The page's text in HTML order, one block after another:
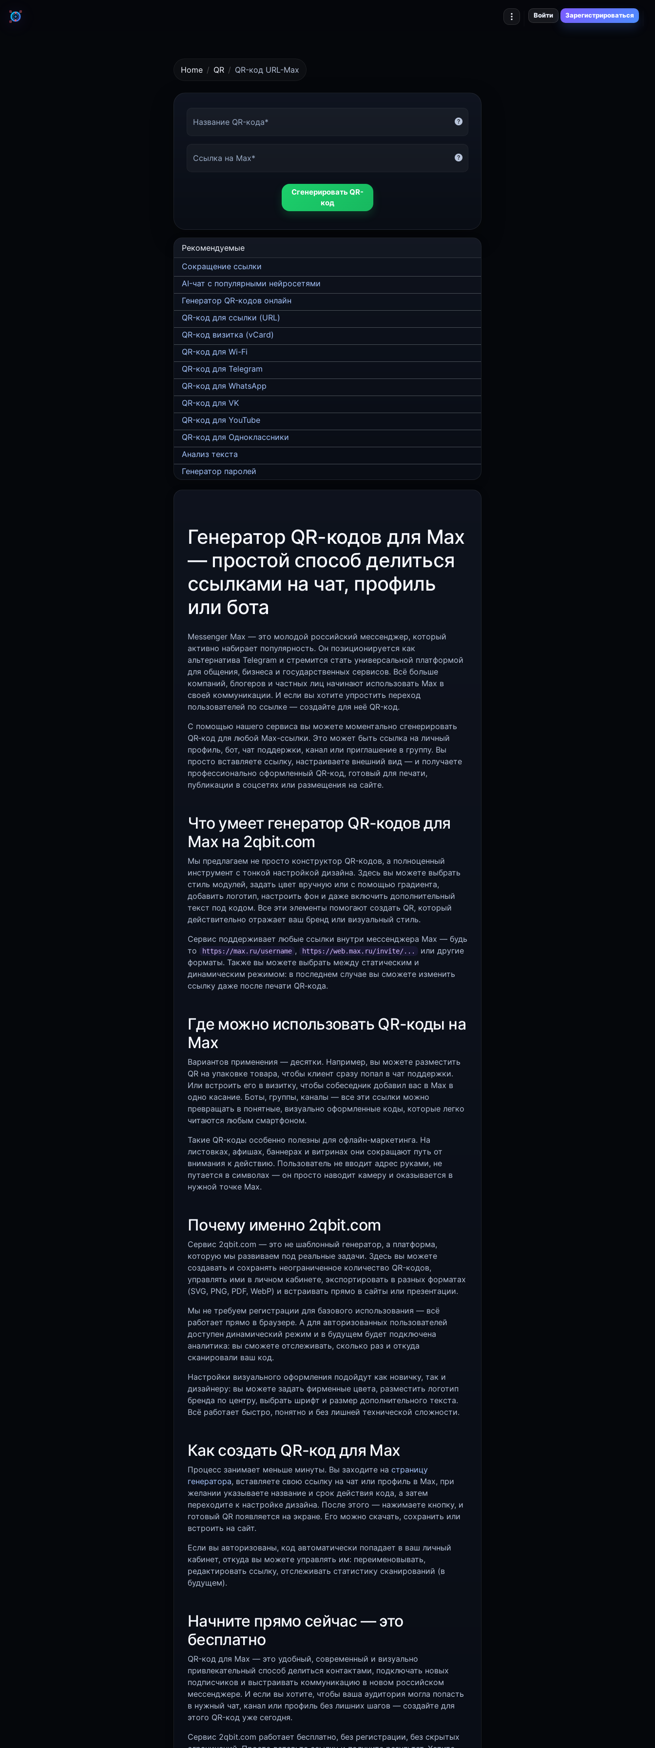
Войти Зарегистрироваться
Home QR QR-код URL-Max
Название QR-кода*
Ссылка на Max*
Сгенерировать QR-
код
Рекомендуемые
Сокращение ссылки
AI-чат с популярными нейросетями
Генератор QR-кодов онлайн
QR-код для ссылки (URL)
QR-код визитка (vCard)
QR-код для Wi-Fi
QR-код для Telegram
QR-код для WhatsApp
QR-код для VK
QR-код для YouTube
QR-код для Одноклассники
Анализ текста
Генератор паролей
Генератор QR-кодов для Max
— простой способ делиться
ссылками на чат, профиль
или бота
Messenger Max — это молодой российский мессенджер, который
активно набирает популярность. Он позиционируется как
альтернатива Telegram и стремится стать универсальной платформой
для общения, бизнеса и государственных сервисов. Всё больше
компаний, блогеров и частных лиц начинают использовать Max в
своей коммуникации. И если вы хотите упростить переход
пользователей по ссылке — создайте для неё QR-код.
С помощью нашего сервиса вы можете моментально сгенерировать
QR‑код для любой Max-ссылки. Это может быть ссылка на личный
профиль, бот, чат поддержки, канал или приглашение в группу. Вы
просто вставляете ссылку, настраиваете внешний вид — и получаете
профессионально оформленный QR-код, готовый для печати,
публикации в соцсетях или размещения на сайте.
Что умеет генератор QR-кодов для
Max на 2qbit.com
Мы предлагаем не просто конструктор QR-кодов, а полноценный
инструмент с тонкой настройкой дизайна. Здесь вы можете выбрать
стиль модулей, задать цвет вручную или с помощью градиента,
добавить логотип, настроить фон и даже включить дополнительный
текст под кодом. Все эти элементы помогают создать QR, который
действительно отражает ваш бренд или визуальный стиль.
Сервис поддерживает любые ссылки внутри мессенджера Max — будь
то
https://max.ru/username , https://web.max.ru/invite/...
или другие
форматы. Также вы можете выбрать между статическим и
динамическим режимом: в последнем случае вы сможете изменить
ссылку даже после печати QR‑кода.
Где можно использовать QR-коды на
Max
Вариантов применения — десятки. Например, вы можете разместить
QR на упаковке товара, чтобы клиент сразу попал в чат поддержки.
Или встроить его в визитку, чтобы собеседник добавил вас в Max в
одно касание. Боты, группы, каналы — все эти ссылки можно
превращать в понятные, визуально оформленные коды, которые легко
читаются любым смартфоном.
Такие QR-коды особенно полезны для офлайн-маркетинга. На
листовках, афишах, баннерах и витринах они сокращают путь от
внимания к действию. Пользователь не вводит адрес руками, не
путается в символах — он просто наводит камеру и оказывается в
нужной точке Max.
Почему именно 2qbit.com
Сервис 2qbit.com — это не шаблонный генератор, а платформа,
которую мы развиваем под реальные задачи. Здесь вы можете
создавать и сохранять неограниченное количество QR-кодов,
управлять ими в личном кабинете, экспортировать в разных форматах
(SVG, PNG, PDF, WebP) и встраивать прямо в сайты или презентации.
Мы не требуем регистрации для базового использования — всё
работает прямо в браузере. А для авторизованных пользователей
доступен динамический режим и в будущем будет подключена
аналитика: вы сможете отслеживать, сколько раз и откуда
сканировали ваш код.
Настройки визуального оформления подойдут как новичку, так и
дизайнеру: вы можете задать фирменные цвета, разместить логотип
бренда по центру, выбрать шрифт и размер дополнительного текста.
Всё работает быстро, понятно и без лишней технической сложности.
Как создать QR-код для Max
Процесс занимает меньше минуты. Вы заходите на страницу
генератора, вставляете свою ссылку на чат или профиль в Max, при
желании указываете название и срок действия кода, а затем
переходите к настройке дизайна. После этого — нажимаете кнопку, и
готовый QR появляется на экране. Его можно скачать, сохранить или
встроить на сайт.
Если вы авторизованы, код автоматически попадает в ваш личный
кабинет, откуда вы можете управлять им: переименовывать,
редактировать ссылку, отслеживать статистику сканирований (в
будущем).
Начните прямо сейчас — это
бесплатно
QR-код для Max — это удобный, современный и визуально
привлекательный способ делиться контактами, подключать новых
подписчиков и выстраивать коммуникацию в новом российском
мессенджере. И если вы хотите, чтобы ваша аудитория могла попасть
в нужный чат, канал или профиль без лишних шагов — создайте для
этого QR-код уже сегодня.
Сервис 2qbit.com работает бесплатно, без регистрации, без скрытых